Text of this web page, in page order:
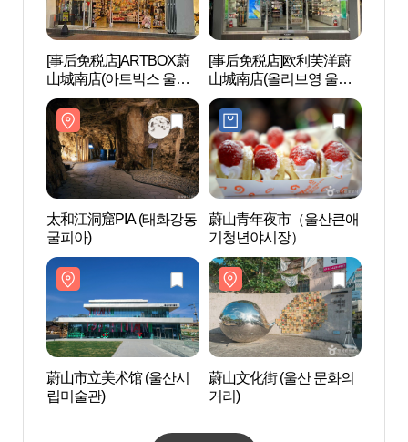
[事后免税店]ARTBOX蔚
山城南店(아트박스 울산
성남점)
[事后免税店]欧利芙洋蔚
山城南店(올리브영 울산
성남점)
太和江洞窟PIA (태화강동
굴피아)
蔚山青年夜市（울산큰애
기청년야시장）
蔚山市立美术馆 (울산시
립미술관)
蔚山文化街 (울산 문화의
거리)